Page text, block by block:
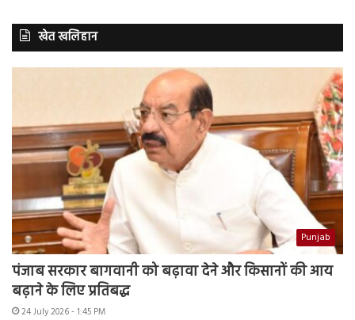
खेत खलिहान
Punjab
पंजाब सरकार बागवानी को बढ़ावा देने और किसानों की आय
बढ़ाने के लिए प्रतिबद्ध
24 July 2026 - 1:45 PM